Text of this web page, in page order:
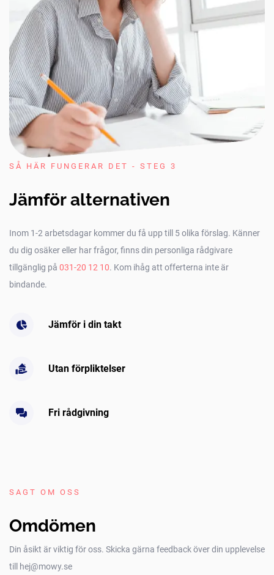
SÅ HÄR FUNGERAR DET - STEG 3
Jämför alternativen
Inom 1-2 arbetsdagar kommer du få upp till 5 olika förslag. Känner
du dig osäker eller har frågor, finns din personliga rådgivare
tillgänglig på 031-20 12 10. Kom ihåg att offerterna inte är
bindande.
Jämför i din takt
Utan förpliktelser
Fri rådgivning
SAGT OM OSS
Omdömen
Din åsikt är viktig för oss. Skicka gärna feedback över din upplevelse
till hej@mowy.se